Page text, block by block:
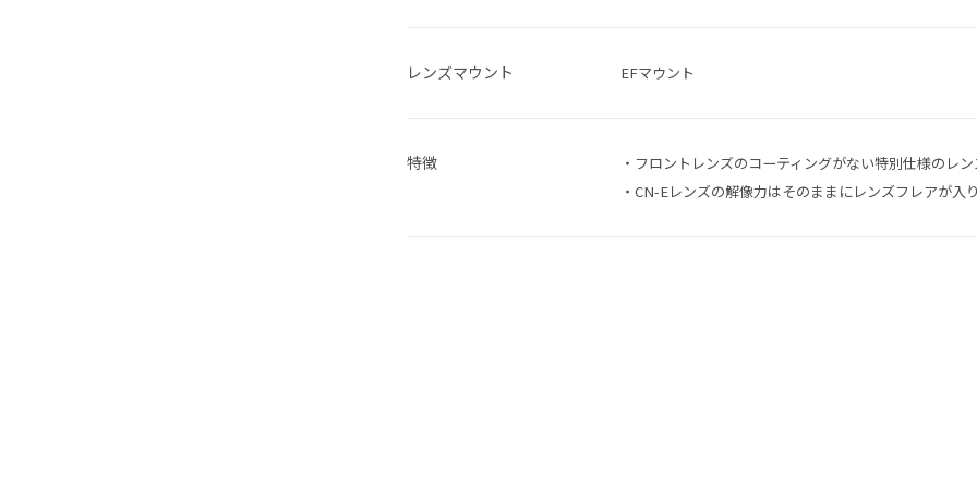
レンズマウント EFマウント
特徴
・フロントレンズのコーティングがない特別仕様のレン
・CN-Eレンズの解像力はそのままにレンズフレアが入